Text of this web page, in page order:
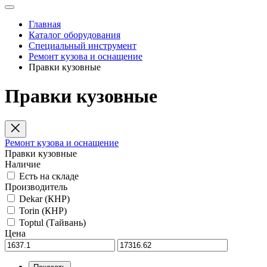
Главная
Каталог оборудования
Специальный инструмент
Ремонт кузова и оснащение
Правки кузовные
Правки кузовные
Ремонт кузова и оснащение
Правки кузовные
Наличие
Есть на складе
Производитель
Dekar (КНР)
Torin (КНР)
Toptul (Тайвань)
Цена